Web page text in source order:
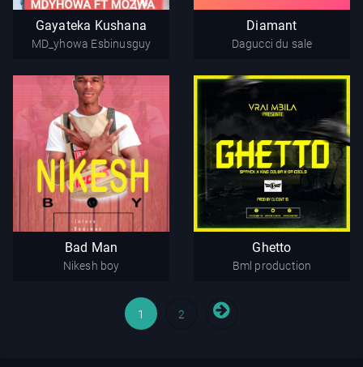
Kushana
MD_yhowa
Esbinusguy
Gayateka Kushana
MD_yhowa Esbinusguy
Dagucci du sale
Diamant
Dagucci du sale
Bad Man
Nikesh boy
Bad Man
Nikesh boy
Ghetto
Bml production
Ghetto
Bml production
1 2